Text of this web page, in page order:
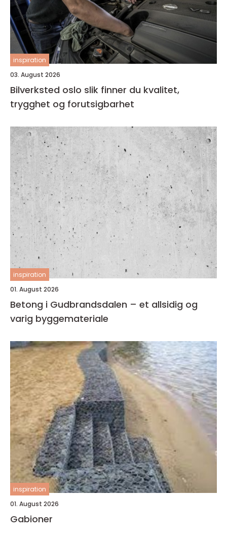
inspiration
03. August 2026
Bilverksted oslo slik finner du kvalitet,
trygghet og forutsigbarhet
inspiration
01. August 2026
Betong i Gudbrandsdalen – et allsidig og
varig byggemateriale
inspiration
01. August 2026
Gabioner